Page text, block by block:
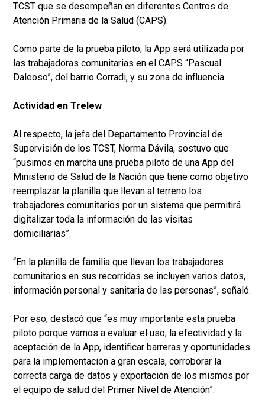
TCST que se desempeñan en diferentes Centros de
Atención Primaria de la Salud (CAPS).
Como parte de la prueba piloto, la App será utilizada por
las trabajadoras comunitarias en el CAPS “Pascual
Daleoso”, del barrio Corradi, y su zona de influencia.
Actividad en Trelew
Al respecto, la jefa del Departamento Provincial de
Supervisión de los TCST, Norma Dávila, sostuvo que
“pusimos en marcha una prueba piloto de una App del
Ministerio de Salud de la Nación que tiene como objetivo
reemplazar la planilla que llevan al terreno los
trabajadores comunitarios por un sistema que permitirá
digitalizar toda la información de las visitas
domiciliarias”.
“En la planilla de familia que llevan los trabajadores
comunitarios en sus recorridas se incluyen varios datos,
información personal y sanitaria de las personas”, señaló.
Por eso, destacó que “es muy importante esta prueba
piloto porque vamos a evaluar el uso, la efectividad y la
aceptación de la App, identificar barreras y oportunidades
para la implementación a gran escala, corroborar la
correcta carga de datos y exportación de los mismos por
el equipo de salud del Primer Nivel de Atención”.